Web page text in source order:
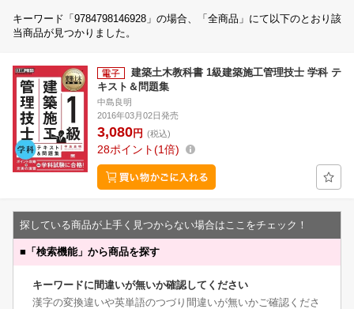
キーワード「9784798146928」の場合、「全商品」にて以下のとおり該
当商品が見つかりました。
建築土木教科書 1級建築施工管理技士 学科 テ
キスト＆問題集
中島良明
2016年03月02日発売
3,080円 (税込)
28ポイント 1倍
探している商品が上手く見つからない場合はここをチェック！
■ 「検索機能」から商品を探す
キーワードに間違いが無いか確認してください
漢字の変換違いや英単語のつづり間違いが無いかご確認くださ